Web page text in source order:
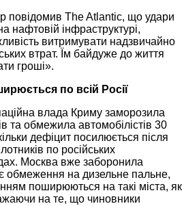
повідомив The Atlantic, що удари
нафтовій інфраструктурі,
витримувати надзвичайно
втрат. Їм байдуже до життя
гроші».
по всій Росії
влада Криму заморозила
та обмежила автомобілістів 30
дефіцит посилюється після
по російських
Москва вже заборонила
обмеження на дизельне пальне,
поширюються на такі міста, як
на те, що чиновники